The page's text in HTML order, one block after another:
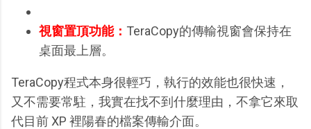
視窗置頂功能： TeraCopy的傳輸視窗會保持在
桌面最上層。
TeraCopy程式本身很輕巧，執行的效能也很快速，
又不需要常駐，我實在找不到什麼理由，不拿它來取
代目前 XP 裡陽春的檔案傳輸介面。